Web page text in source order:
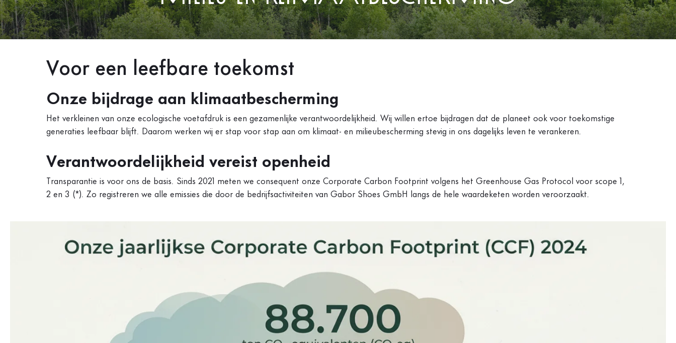
Voor een leefbare toekomst
Onze bijdrage aan klimaatbescherming
Het verkleinen van onze ecologische voetafdruk is een gezamenlijke verantwoordelijkheid. Wij willen ertoe bijdragen dat de planeet ook voor toekomstige
generaties leefbaar blijft. Daarom werken wij er stap voor stap aan om klimaat- en milieubescherming stevig in ons dagelijks leven te verankeren.
Verantwoordelijkheid vereist openheid
Transparantie is voor ons de basis. Sinds 2021 meten we consequent onze Corporate Carbon Footprint volgens het Greenhouse Gas Protocol voor scope 1,
2 en 3 (*). Zo registreren we alle emissies die door de bedrijfsactiviteiten van Gabor Shoes GmbH langs de hele waardeketen worden veroorzaakt.